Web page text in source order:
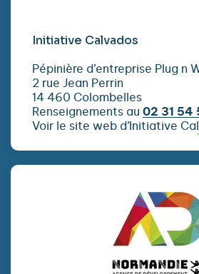
Initiative Calvados
Pépinière d’entreprise Plug n
2 rue Jean Perrin
14 460 Colombelles
Renseignements au 02 31 54
Voir le site web d’Initiative